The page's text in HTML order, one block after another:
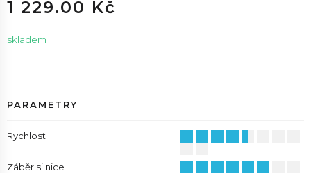
1 229.00 Kč
skladem
PARAMETRY
Rychlost
Záběr silnice